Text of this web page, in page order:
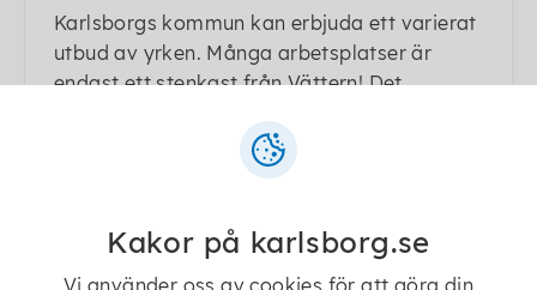
Karlsborgs kommun kan erbjuda ett varierat
utbud av yrken. Många arbetsplatser är
endast ett stenkast från Vättern! Det
Kakor på karlsborg.se
Vi använder oss av cookies för att göra din